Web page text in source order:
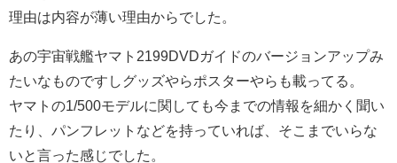
理由は内容が薄い理由からでした。
あの宇宙戦艦ヤマト2199DVDガイドのバージョンアップみ
たいなものですしグッズやらポスターやらも載ってる。
ヤマトの1/500モデルに関しても今までの情報を細かく聞い
たり、パンフレットなどを持っていれば、そこまでいらな
いと言った感じでした。